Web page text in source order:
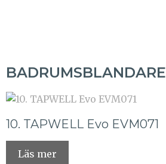
BADRUMSBLANDARE
10. TAPWELL Evo EVM071
Läs mer